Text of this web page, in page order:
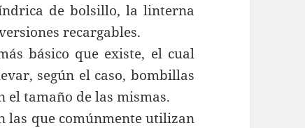
de bolsillo, la linterna
recargables.
básico que existe, el cual
según el caso, bombillas
el tamaño de las mismas.
las que comúnmente utilizan